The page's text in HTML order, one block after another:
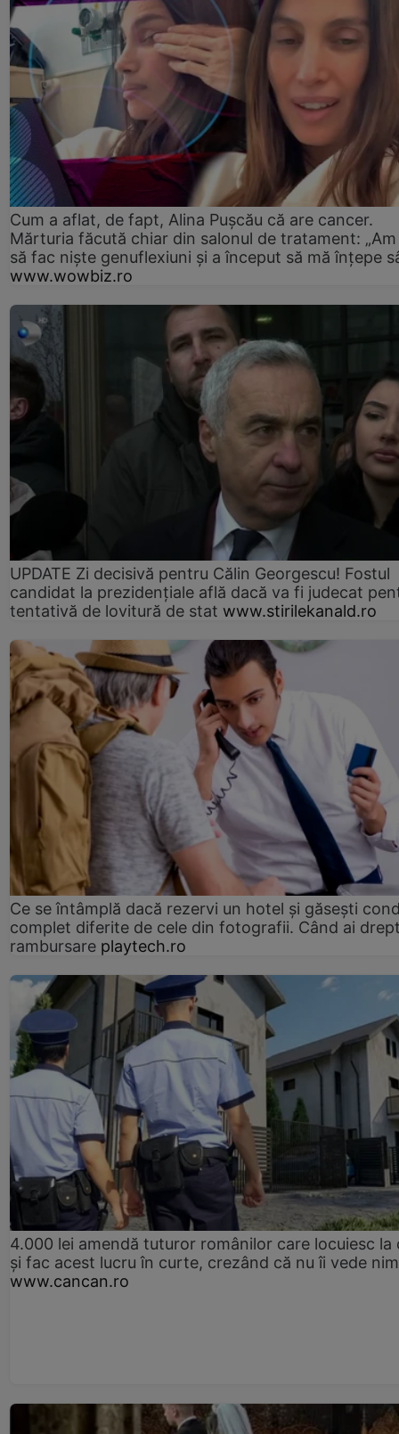
Cum a aflat, de fapt, Alina Pușcău că are cancer.
Mărturia făcută chiar din salonul de tratament:
să fac niște genuflexiuni și a început să mă înțepe
www.wowbiz.ro
UPDATE Zi decisivă pentru Călin Georgescu! Fostul
candidat la prezidențiale află dacă va fi judecat
tentativă de lovitură de stat www.stirilekanald.ro
Ce se întâmplă dacă rezervi un hotel și găsești
complet diferite de cele din fotografii. Când ai
rambursare playtech.ro
4.000 lei amendă tuturor românilor care locuiesc la
și fac acest lucru în curte, crezând că nu îi vede
www.cancan.ro